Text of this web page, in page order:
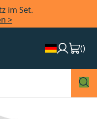
im Set.
>
()